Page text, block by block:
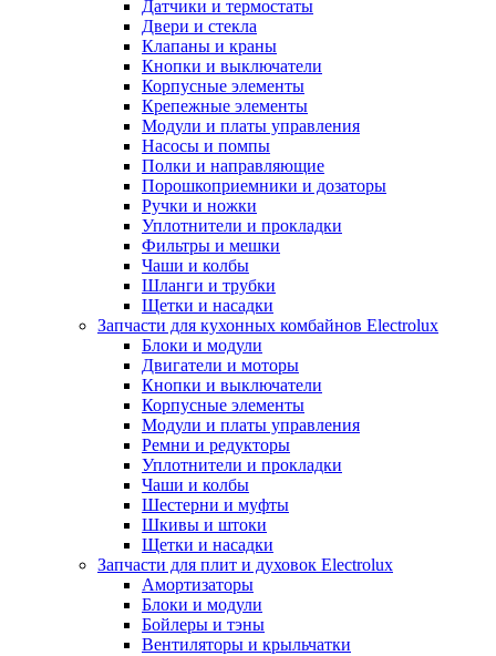
Датчики и термостаты
Двери и стекла
Клапаны и краны
Кнопки и выключатели
Корпусные элементы
Крепежные элементы
Модули и платы управления
Насосы и помпы
Полки и направляющие
Порошкоприемники и дозаторы
Ручки и ножки
Уплотнители и прокладки
Фильтры и мешки
Чаши и колбы
Шланги и трубки
Щетки и насадки
Запчасти для кухонных комбайнов Electrolux
Блоки и модули
Двигатели и моторы
Кнопки и выключатели
Корпусные элементы
Модули и платы управления
Ремни и редукторы
Уплотнители и прокладки
Чаши и колбы
Шестерни и муфты
Шкивы и штоки
Щетки и насадки
Запчасти для плит и духовок Electrolux
Амортизаторы
Блоки и модули
Бойлеры и тэны
Вентиляторы и крыльчатки